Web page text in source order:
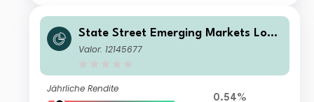
State Street Emerging Markets Loca
l Currency Government Bond Index
Valor: 12145677
Jährliche Rendite
0.54%